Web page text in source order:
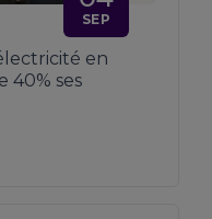
SEP
en
40% ses